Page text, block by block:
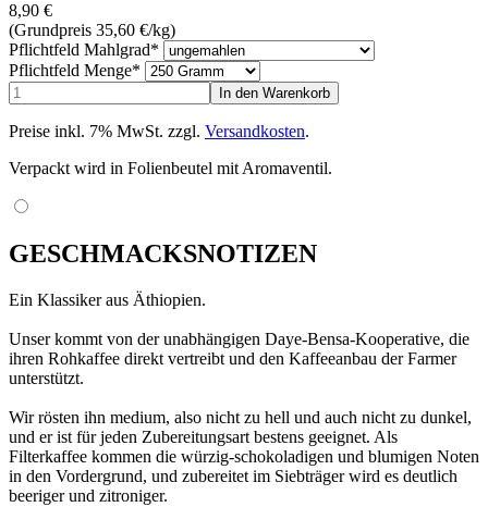
8,90 €
(Grundpreis 35,60 €/kg)
Pflichtfeld Mahlgrad*
Pflichtfeld Menge*
Preise inkl. 7% MwSt. zzgl. Versandkosten.
Verpackt wird in Folienbeutel mit Aromaventil.
GESCHMACKSNOTIZEN
Ein Klassiker aus Äthiopien.
Unser kommt von der unabhängigen Daye-Bensa-Kooperative, die
ihren Rohkaffee direkt vertreibt und den Kaffeeanbau der Farmer
unterstützt.
Wir rösten ihn medium, also nicht zu hell und auch nicht zu dunkel,
und er ist für jeden Zubereitungsart bestens geeignet. Als
Filterkaffee kommen die würzig-schokoladigen und blumigen Noten
in den Vordergrund, und zubereitet im Siebträger wird es deutlich
beeriger und zitroniger.